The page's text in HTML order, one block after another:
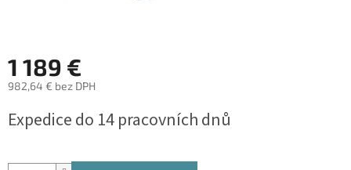
1 189 €
982,64 € bez DPH
cena:
Expedice do 14 pracovních dnů